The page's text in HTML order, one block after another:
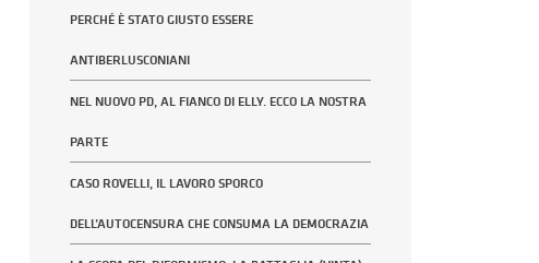
PERCHÉ È STATO GIUSTO ESSERE
ANTIBERLUSCONIANI
NEL NUOVO PD, AL FIANCO DI ELLY. ECCO LA NOSTRA
PARTE
CASO ROVELLI, IL LAVORO SPORCO
DELL’AUTOCENSURA CHE CONSUMA LA DEMOCRAZIA